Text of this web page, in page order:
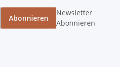
Abonnieren
Newsletter
Abonnieren